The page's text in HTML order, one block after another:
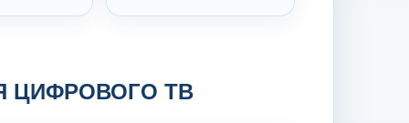
ЦИФРОВОГО ТВ